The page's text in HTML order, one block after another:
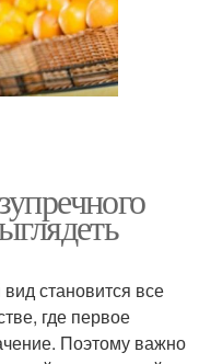
становится все
где первое
Поэтому важно